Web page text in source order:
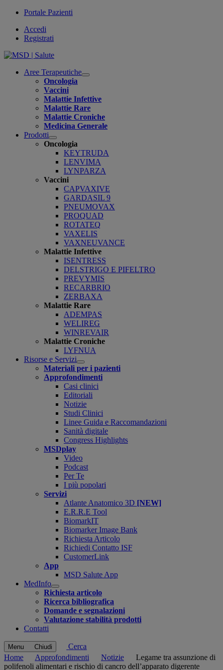
Portale Pazienti
Accedi
Registrati
Aree Terapeutiche
Open
Oncologia
Vaccini
Malattie Infettive
Malattie Rare
Malattie Croniche
Medicina Generale
Prodotti
Open
submenu
Oncologia
KEYTRUDA
LENVIMA
LYNPARZA
Vaccini
CAPVAXIVE
GARDASIL 9
PNEUMOVAX
PROQUAD
ROTATEQ
VAXELIS
VAXNEUVANCE
Malattie Infettive
ISENTRESS
DELSTRIGO E PIFELTRO
PREVYMIS
RECARBRIO
ZERBAXA
Malattie Rare
ADEMPAS
WELIREG
WINREVAIR
Malattie Croniche
LYFNUA
Risorse e Servizi
Open
submenu
Materiali per i pazienti
Approfondimenti
Casi clinici
Editoriali
Notizie
Studi Clinici
Linee Guida e Raccomandazioni
Sanità digitale
Congress Highlights
MSDplay
Video
Podcast
Per Te
I più popolari
Servizi
Atlante Anatomico 3D [NEW]
E.R.R.E Tool
BiomarkIT
Biomarker Image Bank
Richiesta Articolo
Richiedi Contatto ISF
CustomerLink
App
MSD Salute App
MedInfo
Open
submenu
Richiesta articolo
Ricerca bibliografica
Domande e segnalazioni
Valutazione stabilità prodotti
Contatti
Menu Chiudi
Cerca
Home
Approfondimenti Notizie
Legame tra assunzione di
polifenoli alimentari e rischio di cancro dell’apparato digerente